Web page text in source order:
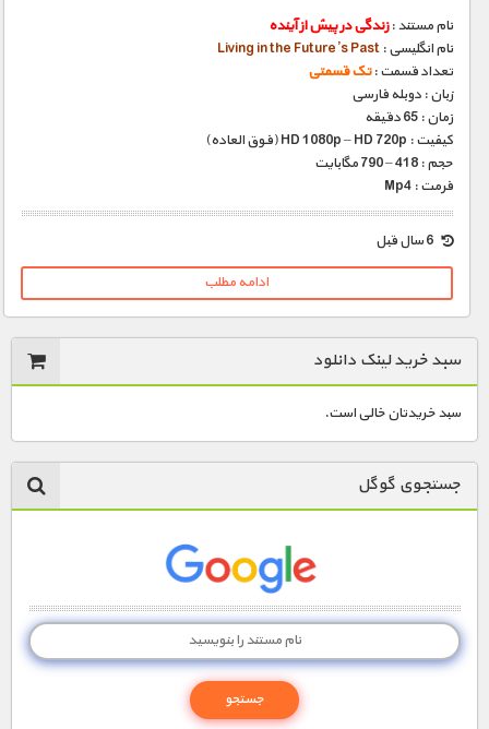
نام مستند :زندگی در پیش از آینده
نام انگلیسی : Living in the Future’s Past
تعداد قسمت :تک قسمتی
زبان : دوبله فارسی
زمان : 65 دقیقه
کیفیت : HD 1080p – HD 720p (فوق العاده)
حجم : 418 – 790 مگابایت
فرمت : Mp4
ادامه مطلب
سبد خرید لینک دانلود
سبد خریدتان خالی است.
جستجوی گوگل